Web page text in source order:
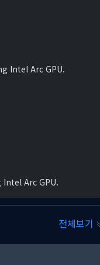
Intel Arc GPU.
Arc GPU.
전체보기